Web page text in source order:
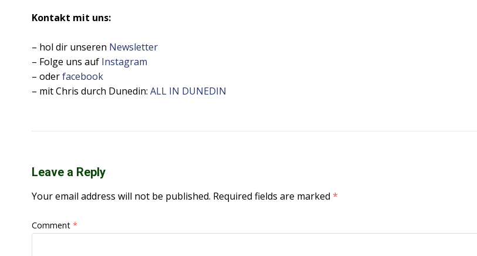
Kontakt mit uns:
– hol dir unseren Newsletter
– Folge uns aufInstagram
– oderfacebook
– mit Chris durch Dunedin: ALL IN DUNEDIN
Leave a Reply
Your email address will not be published. Required fields are marked *
Comment *